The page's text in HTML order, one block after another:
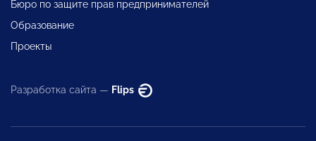
Бюро по защите прав предпринимателей
Образование
Проекты
Разработка сайта — Flips